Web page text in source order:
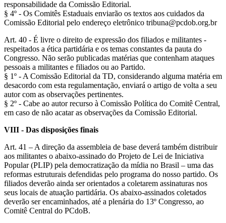
responsabilidade da Comissão Editorial.
§ 4º - Os Comitês Estaduais enviarão os textos aos cuidados da
Comissão Editorial pelo endereço eletrônico tribuna@pcdob.org.br
Art. 40 - É livre o direito de expressão dos filiados e militantes -
respeitados a ética partidária e os temas constantes da pauta do
Congresso. Não serão publicadas matérias que contenham ataques
pessoais a militantes e filiados ou ao Partido.
§ 1º - A Comissão Editorial da TD, considerando alguma matéria em
desacordo com esta regulamentação, enviará o artigo de volta a seu
autor com as observações pertinentes.
§ 2º - Cabe ao autor recurso à Comissão Política do Comitê Central,
em caso de não acatar as observações da Comissão Editorial.
VIII - Das disposições finais
Art. 41 – A direção da assembleia de base deverá também distribuir
aos militantes o abaixo-assinado do Projeto de Lei de Iniciativa
Popular (PLIP) pela democratização da mídia no Brasil – uma das
reformas estruturais defendidas pelo programa do nosso partido. Os
filiados deverão ainda ser orientados a coletarem assinaturas nos
seus locais de atuação partidária. Os abaixo-assinados coletados
deverão ser encaminhados, até a plenária do 13º Congresso, ao
Comitê Central do PCdoB.